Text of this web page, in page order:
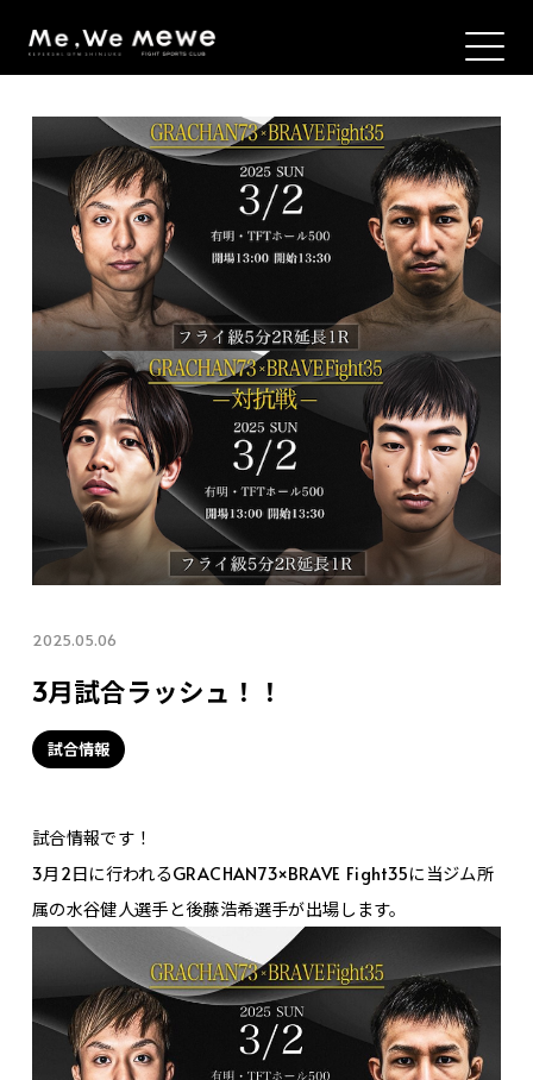
2025.05.06
3月試合ラッシュ！！
試合情報
試合情報です！
3月2日に行われるGRACHAN73×BRAVE Fight35に当ジム所
属の水谷健人選手と後藤浩希選手が出場します。